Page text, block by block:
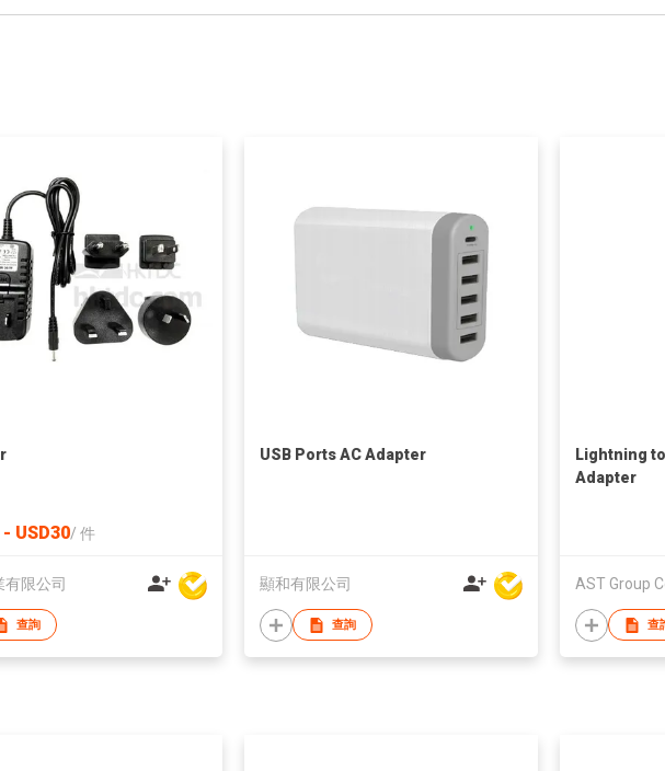
- USD30/ 件
有限公司
查詢
USB Ports AC Adapter
顯和有限公司
查詢
Lightning
Adapter
AST Group
查